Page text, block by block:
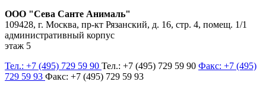
ООО "Сева Санте Анималь"
109428, г. Москва, пр-кт Рязанский, д. 16, стр. 4, помещ. 1/1
административный корпус
этаж 5
Тел.: +7 (495) 729 59 90 Тел.: +7 (495) 729 59 90 Факс: +7 (495)
729 59 93 Факс: +7 (495) 729 59 93